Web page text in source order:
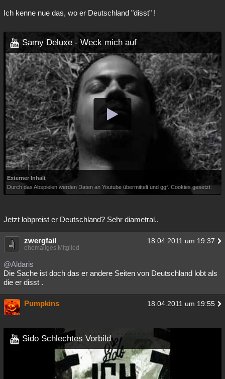
Ich kenne nue das, wo er Deutschland "disst" !
Samy Deluxe - Weck mich auf
Externer Inhalt
Durch das Abspielen werden Daten an Youtube übermittelt und ggf. Cookies gesetzt.
Jetzt lobpreist er Deutschland? Sehr diametral..
zwergfail 18.04.2011 um 19:37
ehemaliges Mitglied
@Aldaris
Die Sache ist doch das er andere Seiten von Deutschland lobt als
die er disst .
Pumpkins 18.04.2011 um 19:55
Sido Schlechtes Vorbild